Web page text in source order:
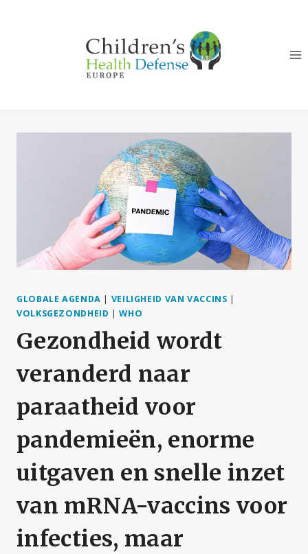
GLOBALE AGENDA | VEILIGHEID VAN VACCINS |
VOLKSGEZONDHEID |WHO
Gezondheid wordt
veranderd naar
paraatheid voor
pandemieën, enorme
uitgaven en snelle inzet
van mRNA-vaccins voor
infecties, maar